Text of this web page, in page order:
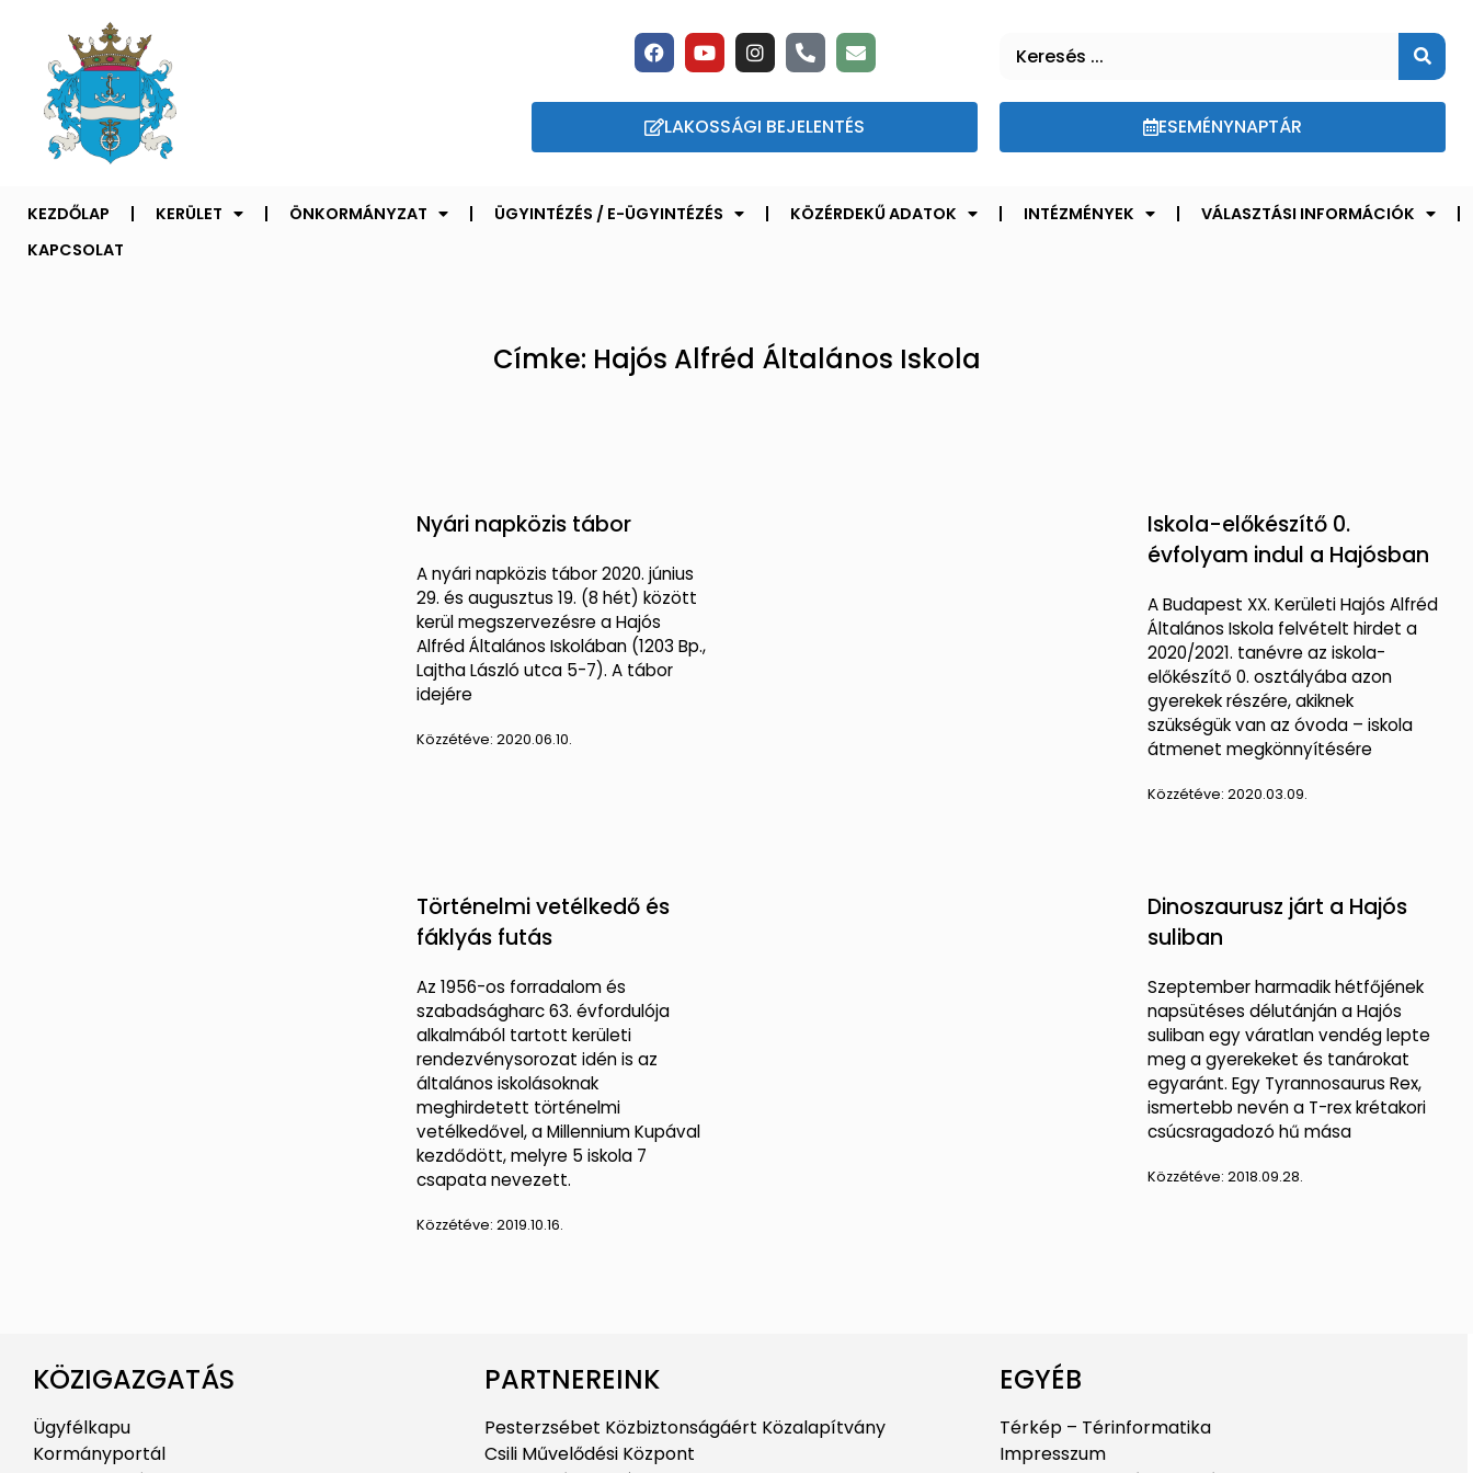
LAKOSSÁGI BEJELENTÉS ESEMÉNYNAPTÁR
KEZDŐLAP KERÜLET ÖNKORMÁNYZAT ÜGYINTÉZÉS / E-ÜGYINTÉZÉS KÖZÉRDEKŰ ADATOK INTÉZMÉNYEK
VÁLASZTÁSI INFORMÁCIÓK
KAPCSOLAT
Címke: Hajós Alfréd Általános Iskola
Nyári napközis tábor
A nyári napközis tábor 2020. június
29. és augusztus 19. (8 hét) között
kerül megszervezésre a Hajós
Alfréd Általános Iskolában (1203 Bp.,
Lajtha László utca 5-7). A tábor
idejére
Közzétéve:2020.06.10.
Iskola-előkészítő 0.
évfolyam indul a Hajósban
A Budapest XX. Kerületi Hajós Alfréd
Általános Iskola felvételt hirdet a
2020/2021. tanévre az iskola-
előkészítő 0. osztályába azon
gyerekek részére, akiknek
szükségük van az óvoda – iskola
átmenet megkönnyítésére
Közzétéve:2020.03.09.
Történelmi vetélkedő és
fáklyás futás
Az 1956-os forradalom és
szabadságharc 63. évfordulója
alkalmából tartott kerületi
rendezvénysorozat idén is az
általános iskolásoknak
meghirdetett történelmi
vetélkedővel, a Millennium Kupával
kezdődött, melyre 5 iskola 7
csapata nevezett.
Közzétéve:2019.10.16.
Dinoszaurusz járt a Hajós
suliban
Szeptember harmadik hétfőjének
napsütéses délutánján a Hajós
suliban egy váratlan vendég lepte
meg a gyerekeket és tanárokat
egyaránt. Egy Tyrannosaurus Rex,
ismertebb nevén a T-rex krétakori
csúcsragadozó hű mása
Közzétéve:2018.09.28.
KÖZIGAZGATÁS
Ügyfélkapu
Kormányportál
PARTNEREINK
Pesterzsébet Közbiztonságáért Közalapítvány
Csili Művelődési Központ
EGYÉB
Térkép – Térinformatika
Impresszum